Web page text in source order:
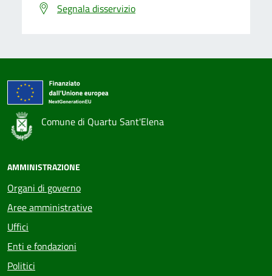
Segnala disservizio
Comune di Quartu Sant'Elena
AMMINISTRAZIONE
Organi di governo
Aree amministrative
Uffici
Enti e fondazioni
Politici